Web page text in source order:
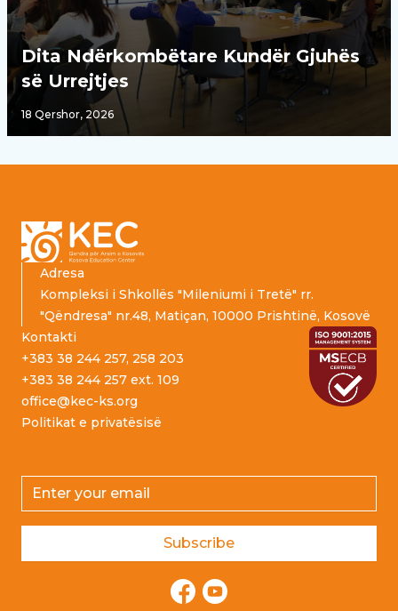
Dita Ndërkombëtare Kundër Gjuhës
së Urrejtjes
18 Qershor, 2026
Adresa
Kompleksi i Shkollës "Mileniumi i Tretë" rr.
"Qëndresa" nr.48, Matiçan, 10000 Prishtinë, Kosovë
Kontakti
+383 38 244 257, 258 203
+383 38 244 257 ext. 109
office@kec-ks.org
Politikat e privatësisë
Email address
Subscribe
Facebook
YouTube